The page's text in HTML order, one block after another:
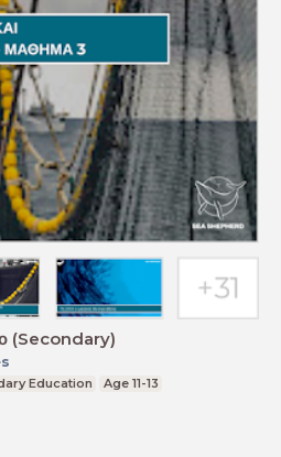
(Secondary)
Education Age 11-13